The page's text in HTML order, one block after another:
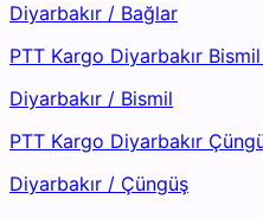
Diyarbakır / Bağlar
PTT Kargo Diyarbakır
Diyarbakır / Bismil
PTT Kargo Diyarbakır
Diyarbakır / Çüngüş